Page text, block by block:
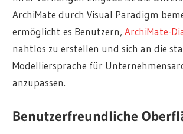
ArchiMate durch Visual Paradigm
ermöglicht es Benutzern,ArchiMate-
nahtlos zu erstellen und sich an die
Modelliersprache für
anzupassen.
Benutzerfreundliche